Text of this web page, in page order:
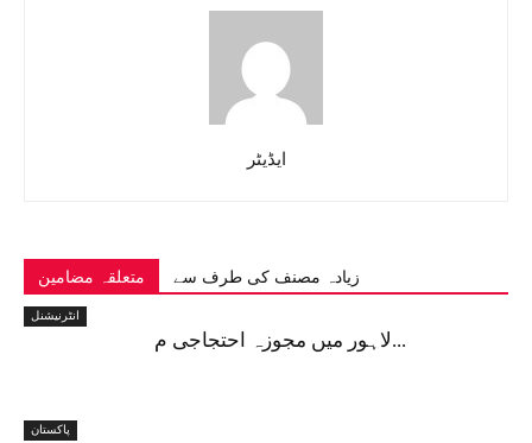
ایڈیٹر
متعلقہ مضامین زیادہ مصنف کی طرف سے
انٹرنیشنل
لاہور میں مجوزہ احتجاجی م...
پاکستان